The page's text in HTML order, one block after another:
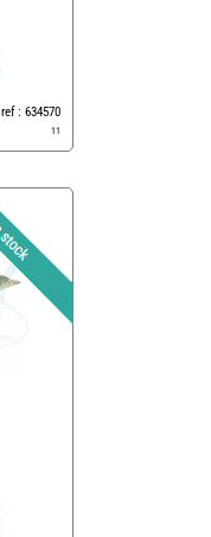
ref : 634570
11